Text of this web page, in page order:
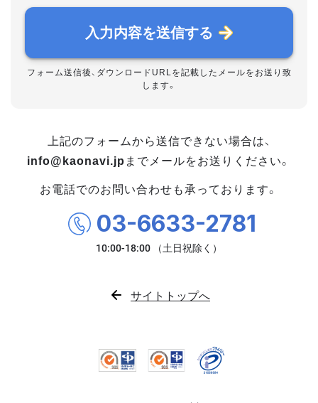
入力内容を送信する
フォーム送信後、ダウンロードURLを記載したメールをお送り致
します。
上記のフォームから送信できない場合は、
info@kaonavi.jp までメールをお送りください。
お電話でのお問い合わせも承っております。
03-6633-2781
サイトトップへ